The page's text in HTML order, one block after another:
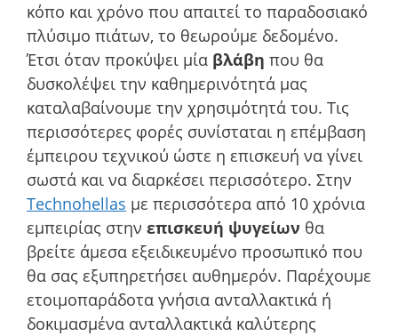
κόπο και χρόνο που απαιτεί το παραδοσιακό
πλύσιμο πιάτων, το θεωρούμε δεδομένο.
Έτσι όταν προκύψει μία βλάβη που θα
δυσκολέψει την καθημερινότητά μας
καταλαβαίνουμε την χρησιμότητά του. Τις
περισσότερες φορές συνίσταται η επέμβαση
έμπειρου τεχνικού ώστε η επισκευή να γίνει
σωστά και να διαρκέσει περισσότερο. Στην
Technohellas με περισσότερα από 10 χρόνια
εμπειρίας στην επισκευή ψυγείων θα
βρείτε άμεσα εξειδικευμένο προσωπικό που
θα σας εξυπηρετήσει αυθημερόν. Παρέχουμε
ετοιμοπαράδοτα γνήσια ανταλλακτικά ή
δοκιμασμένα ανταλλακτικά καλύτερης